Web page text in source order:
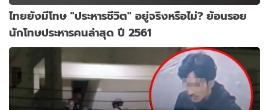
ไทยยังมีโทษ "ประหารชีวิต" อยู่จริงหรือไม่? ย้อนรอย
นักโทษประหารคนล่าสุด ปี 2561